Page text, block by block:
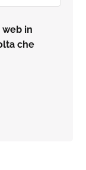
web in
che